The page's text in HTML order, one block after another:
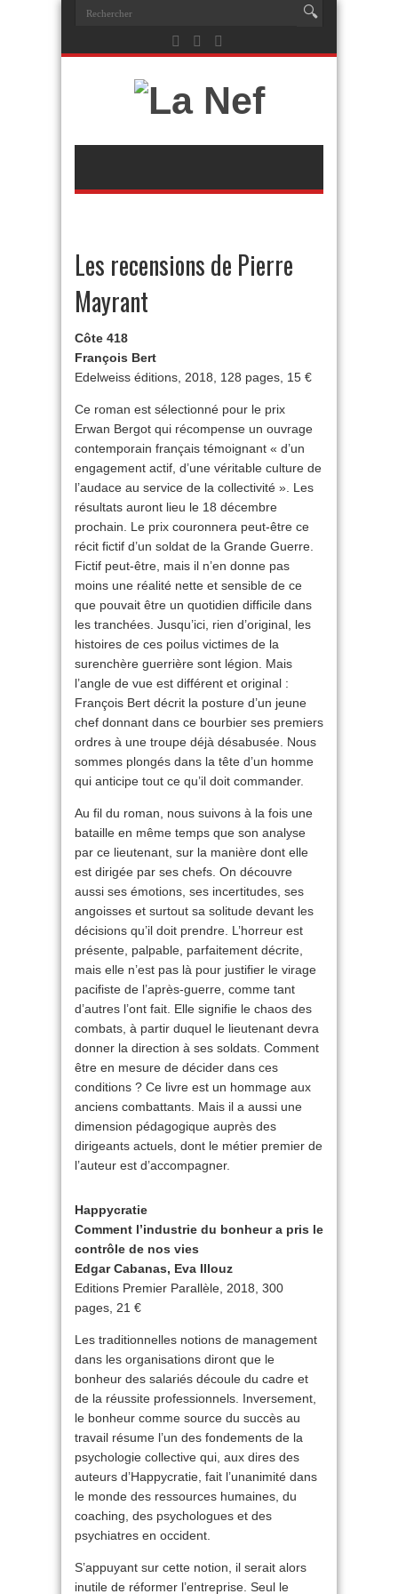
Les recensions de Pierre
Mayrant
Côte 418
François Bert
Edelweiss éditions, 2018, 128 pages, 15 €
Ce roman est sélectionné pour le prix
Erwan Bergot qui récompense un ouvrage
contemporain français témoignant « d’un
engagement actif, d’une véritable culture de
l’audace au service de la collectivité ». Les
résultats auront lieu le 18 décembre
prochain. Le prix couronnera peut-être ce
récit fictif d’un soldat de la Grande Guerre.
Fictif peut-être, mais il n’en donne pas
moins une réalité nette et sensible de ce
que pouvait être un quotidien difficile dans
les tranchées. Jusqu’ici, rien d’original, les
histoires de ces poilus victimes de la
surenchère guerrière sont légion. Mais
l’angle de vue est différent et original :
François Bert décrit la posture d’un jeune
chef donnant dans ce bourbier ses premiers
ordres à une troupe déjà désabusée. Nous
sommes plongés dans la tête d’un homme
qui anticipe tout ce qu’il doit commander.
Au fil du roman, nous suivons à la fois une
bataille en même temps que son analyse
par ce lieutenant, sur la manière dont elle
est dirigée par ses chefs. On découvre
aussi ses émotions, ses incertitudes, ses
angoisses et surtout sa solitude devant les
décisions qu’il doit prendre. L’horreur est
présente, palpable, parfaitement décrite,
mais elle n’est pas là pour justifier le virage
pacifiste de l’après-guerre, comme tant
d’autres l’ont fait. Elle signifie le chaos des
combats, à partir duquel le lieutenant devra
donner la direction à ses soldats. Comment
être en mesure de décider dans ces
conditions ? Ce livre est un hommage aux
anciens combattants. Mais il a aussi une
dimension pédagogique auprès des
dirigeants actuels, dont le métier premier de
l’auteur est d’accompagner.
Happycratie
Comment l’industrie du bonheur a pris le
contrôle de nos vies
Edgar Cabanas, Eva Illouz
Editions Premier Parallèle, 2018, 300
pages, 21 €
Les traditionnelles notions de management
dans les organisations diront que le
bonheur des salariés découle du cadre et
de la réussite professionnels. Inversement,
le bonheur comme source du succès au
travail résume l’un des fondements de la
psychologie collective qui, aux dires des
auteurs d’Happycratie, fait l’unanimité dans
le monde des ressources humaines, du
coaching, des psychologues et des
psychiatres en occident.
S’appuyant sur cette notion, il serait alors
inutile de réformer l’entreprise. Seul le